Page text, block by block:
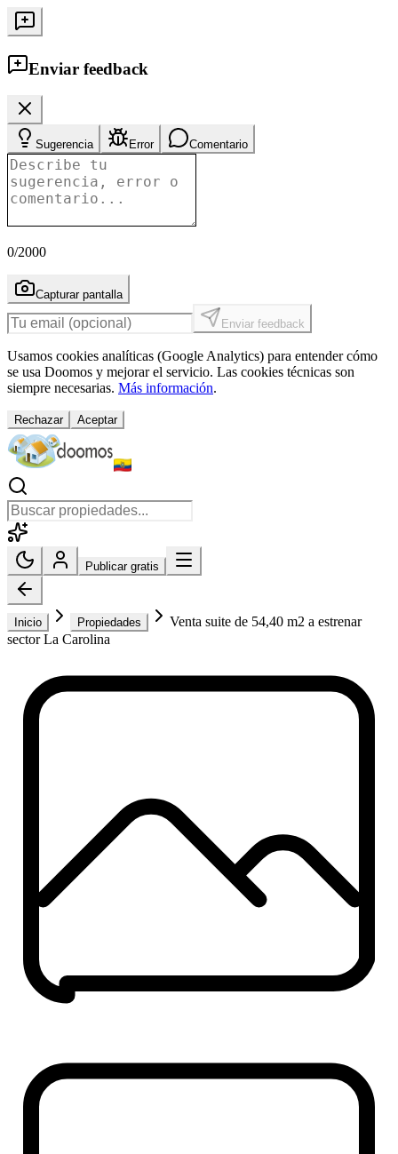
Enviar feedback
Sugerencia Error Comentario
0/2000
Capturar pantalla
Enviar feedback
Usamos cookies analíticas (Google Analytics) para entender cómo
se usa Doomos y mejorar el servicio. Las cookies técnicas son
siempre necesarias. Más información.
Rechazar Aceptar
Publicar gratis
Inicio Propiedades
Venta suite de 54,40 m2 a estrenar
sector La Carolina